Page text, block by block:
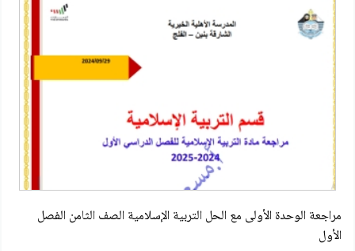
مراجعة الوحدة الأولى مع الحل التربية الإسلامية الصف الثامن الفصل
الأول